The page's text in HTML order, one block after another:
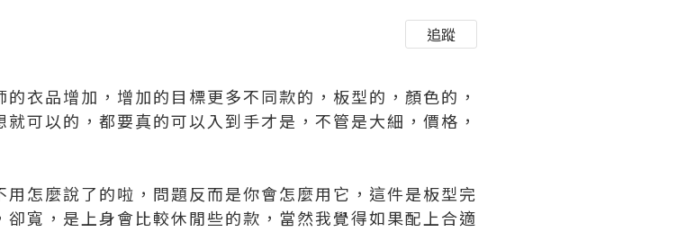
追蹤
衣品增加，增加的目標更多不同款的，板型的，顏色的，
可以的，都要真的可以入到手才是，不管是大細，價格，
怎麼說了的啦，問題反而是你會怎麼用它，這件是板型完
寬，是上身會比較休閒些的款，當然我覺得如果配上合適